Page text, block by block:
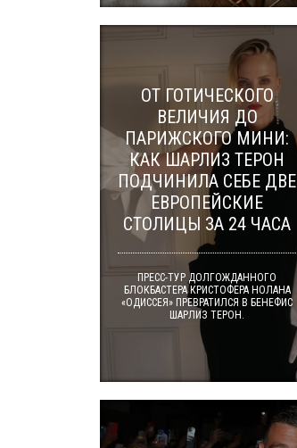
ОТ ГОТИЧЕСКОГО
ВЕЛИЧИЯ ДО
ПАРИЖСКОГО МИНИ:
КАК ШАРЛИЗ ТЕРОН
ПОДЧИНИЛА СЕБЕ ДВЕ
ЕВРОПЕЙСКИЕ
СТОЛИЦЫ ЗА 24 ЧАСА
ПРЕСС-ТУР ДОЛГОЖДАННОГО
БЛОКБАСТЕРА КРИСТОФЕРА НОЛАНА
«ОДИССЕЯ» ПРЕВРАТИЛСЯ В БЕНЕФИС
ШАРЛИЗ ТЕРОН.